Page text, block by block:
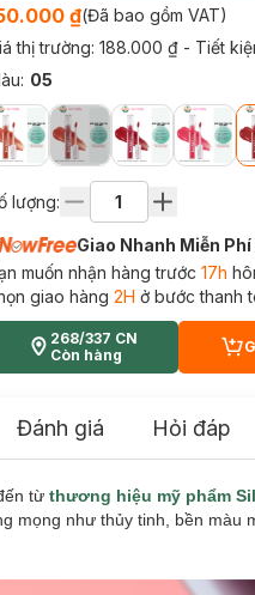
₫(Đã bao gồm VAT)
thị trường: 188.000 ₫ - Tiết
: 05
lượng:
Giao Nhanh Miễn Phí
muốn nhận hàng trước 17h
giao hàng 2H ở bước thanh
268/337 CN
Còn hàng
Đánh giá Hỏi đáp
từ thương hiệu mỹ phẩm
mọng như thủy tinh, bền màu